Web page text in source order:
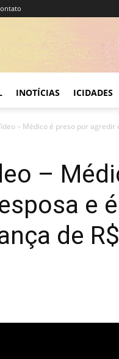
INOTÍCIAS ICIDADES
– Médico é preso por agredir
–
e
de